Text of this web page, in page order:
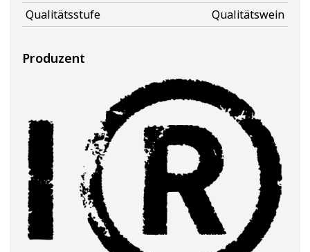
Qualitätsstufe
Qualitätswein
Produzent